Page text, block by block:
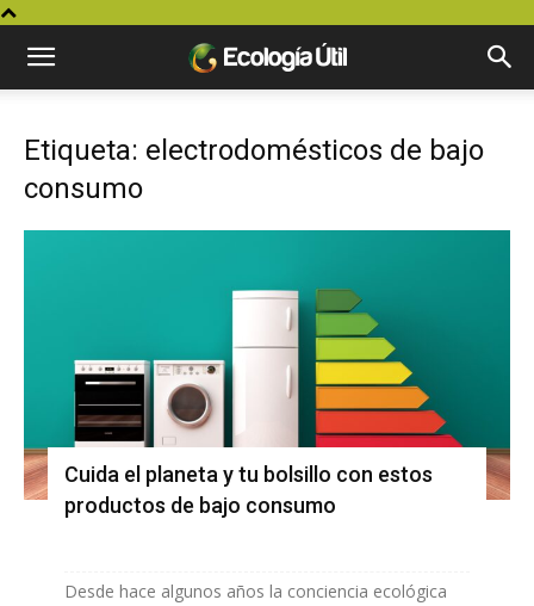
Etiqueta: electrodomésticos de bajo
consumo
Cuida el planeta y tu bolsillo con estos
productos de bajo consumo
Desde hace algunos años la conciencia ecológica